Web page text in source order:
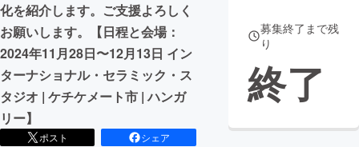
化を紹介します。ご支援よろしく
お願いします。【日程と会場：
2024年11月28日〜12月13日 イン
ターナショナル・セラミック・ス
タジオ | ケチケメート市 | ハンガ
リー】
ポスト
シェア
募集終了まで残
り
終了